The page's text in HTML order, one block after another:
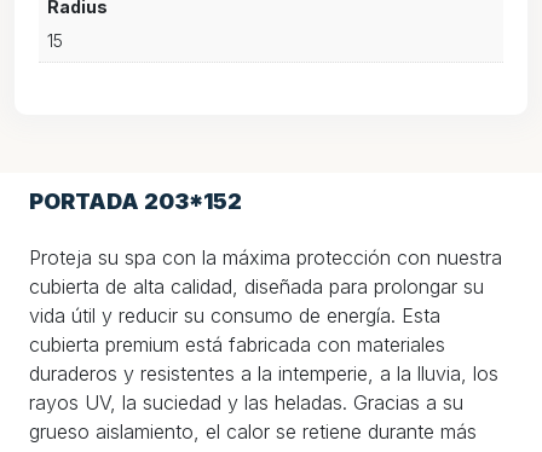
Radius
15
PORTADA 203*152
Proteja su spa con la máxima protección con nuestra
cubierta de alta calidad, diseñada para prolongar su
vida útil y reducir su consumo de energía. Esta
cubierta premium está fabricada con materiales
duraderos y resistentes a la intemperie, a la lluvia, los
rayos UV, la suciedad y las heladas. Gracias a su
grueso aislamiento, el calor se retiene durante más